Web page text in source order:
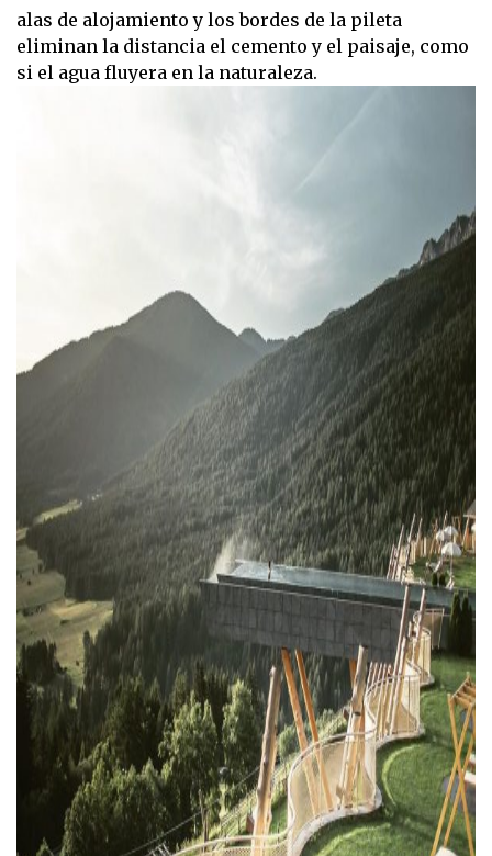
alas de alojamiento y los bordes de la pileta
eliminan la distancia el cemento y el paisaje, como
si el agua fluyera en la naturaleza.